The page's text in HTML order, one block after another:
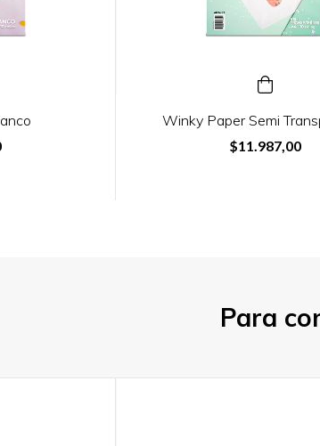
Winky Paper Semi
$11.987,00
Para